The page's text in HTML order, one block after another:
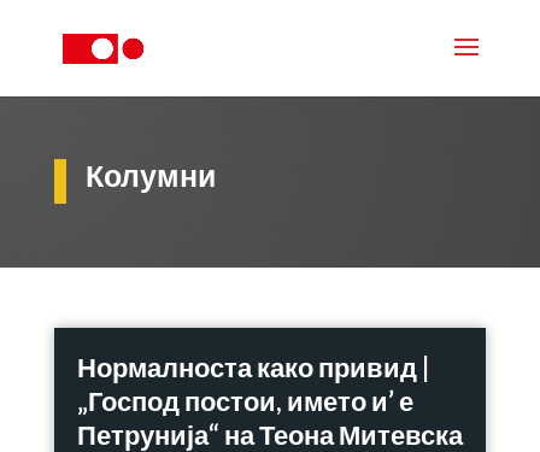
Колумни
Нормалноста како привид |
„Господ постои, името и’ е
Петрунија“ на Теона Митевска